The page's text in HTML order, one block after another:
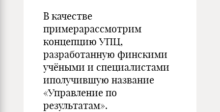
В качестве
примерарассмотрим
концепцию УПЦ,
разработанную финскими
учёными и специалистами
иполучившую название
«Управление по
результатам».